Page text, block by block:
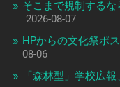
そこまで規制する
2026-08-07
HPからの文化祭ポ
08-06
「森林型」学校広